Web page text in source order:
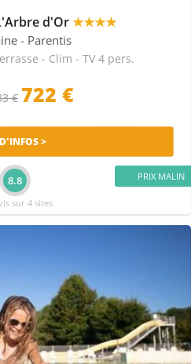
d'Or★★★★
- Parentis
- Clim - TV 4 pers.
€ 722 €
PRIX MALIN
>
8.8
sur 4 sites